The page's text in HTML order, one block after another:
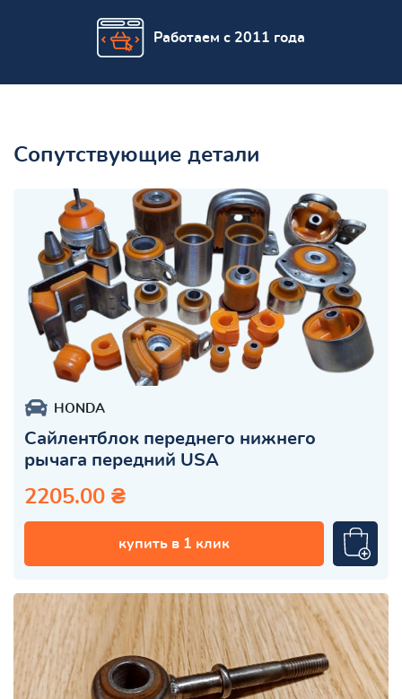
Работаем с 2011 года
Сопутствующие детали
HONDA
Сайлентблок переднего нижнего
рычага передний USA
2205.00 ₴
купить в 1 клик